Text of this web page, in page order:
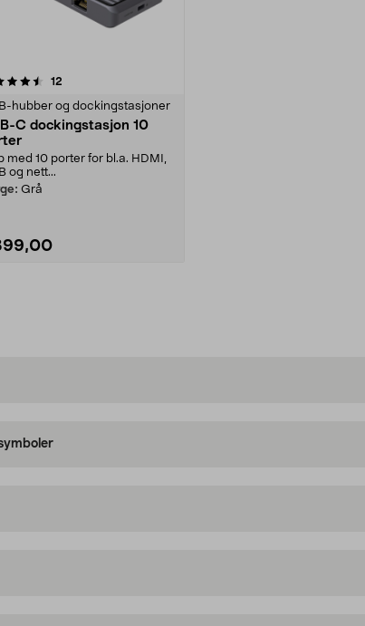
12
hubber og dockingstasjoner
C dockingstasjon 10
med 10 porter for bl.a. HDMI,
og nett...
Grå